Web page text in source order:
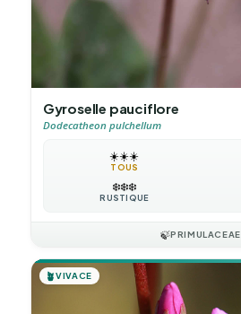
Gyroselle pauciflore
Dodecatheon pulchellum
☀️☀️☀️
TOUS
❄️❄️❄️
RUSTIQUE
🍃PRIMULACEAE
🪴VIVACE